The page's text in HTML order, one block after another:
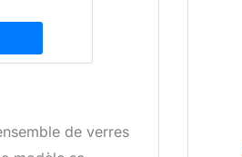
de verres